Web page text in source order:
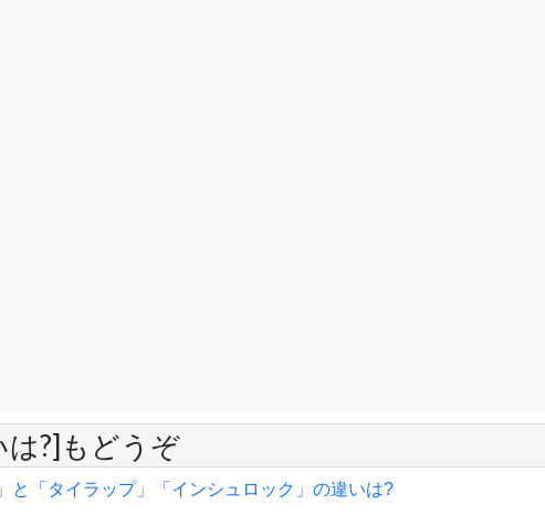
?]もどうぞ
と「タイラップ」「インシュロック」の違いは?